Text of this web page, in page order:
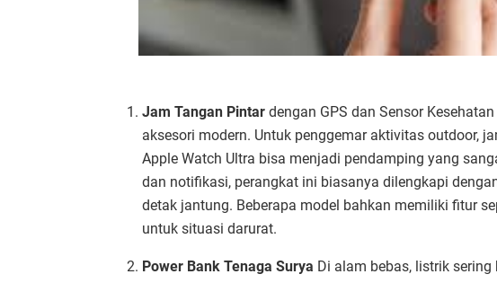
Jam Tangan Pintar dengan GPS dan Sensor
aksesori modern. Untuk penggemar aktivitas outdoor,
Apple Watch Ultra bisa menjadi pendamping yang
dan notifikasi, perangkat ini biasanya dilengkapi
detak jantung. Beberapa model bahkan memiliki fitur
untuk situasi darurat.
Power Bank Tenaga Surya Di alam bebas, listrik